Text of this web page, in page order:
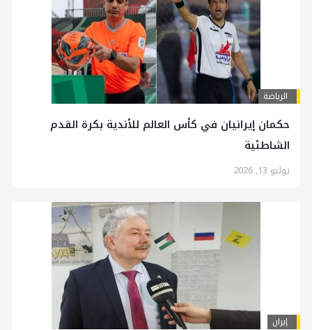
الرياضة
حكمان إيرانيان في كأس العالم للأندية بكرة القدم
الشاطئية
يوليو 13, 2026
إيران